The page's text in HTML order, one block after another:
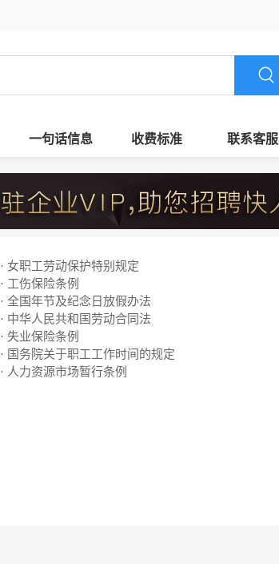
一句话信息 收费标准 联系客服
· 女职工劳动保护特别规定
· 工伤保险条例
· 全国年节及纪念日放假办法
· 中华人民共和国劳动合同法
· 失业保险条例
· 国务院关于职工工作时间的规定
· 人力资源市场暂行条例